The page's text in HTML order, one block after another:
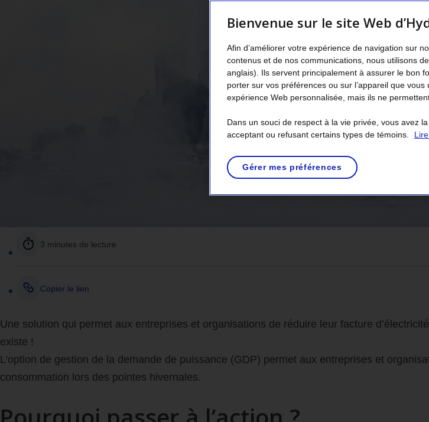
3 minutes de lecture
Copier le lien
Une solution qui permet aux entreprises et organisations de réduire leur facture
existe !
L’option de gestion de la demande de puissance (GDP) permet aux entreprises et
consommation lors des pointes hivernales.
Bienvenue sur le site Web
Afin d’améliorer votre expérience de navigation sur
contenus et de nos communications, nous utilisons
anglais). Ils servent principalement à assurer le bon
porter sur vos préférences ou sur l’appareil que
expérience Web personnalisée, mais ils ne
Dans un souci de respect à la vie privée, vous avez
acceptant ou refusant certains types de témoins.
Gérer mes préférences